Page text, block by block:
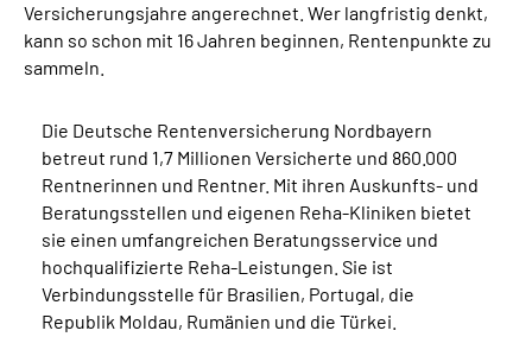
Versicherungsjahre angerechnet. Wer langfristig denkt,
kann so schon mit 16 Jahren beginnen, Rentenpunkte zu
sammeln.
Die Deutsche Rentenversicherung Nordbayern
betreut rund 1,7 Millionen Versicherte und 860.000
Rentnerinnen und Rentner. Mit ihren Auskunfts- und
Beratungsstellen und eigenen Reha-Kliniken bietet
sie einen umfangreichen Beratungsservice und
hochqualifizierte Reha-Leistungen. Sie ist
Verbindungsstelle für Brasilien, Portugal, die
Republik Moldau, Rumänien und die Türkei.